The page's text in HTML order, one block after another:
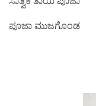
ಪೂಜಾ ಮುಜಗೊಂಡ